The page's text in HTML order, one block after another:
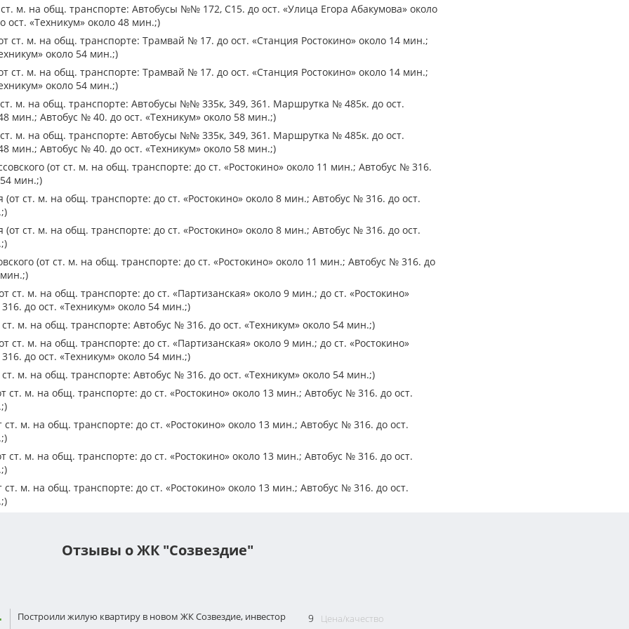
м. на общ. транспорте: Автобусы №№ 172, С15. до ост. «Улица Егора Абакумова» около
«Техникум» около 48 мин.;)
ст. м. на общ. транспорте: Трамвай № 17. до ост. «Станция Ростокино» около 14 мин.;
около 54 мин.;)
ст. м. на общ. транспорте: Трамвай № 17. до ост. «Станция Ростокино» около 14 мин.;
около 54 мин.;)
м. на общ. транспорте: Автобусы №№ 335к, 349, 361. Маршрутка № 485к. до ост.
мин.; Автобус № 40. до ост. «Техникум» около 58 мин.;)
м. на общ. транспорте: Автобусы №№ 335к, 349, 361. Маршрутка № 485к. до ост.
мин.; Автобус № 40. до ост. «Техникум» около 58 мин.;)
(от ст. м. на общ. транспорте: до ст. «Ростокино» около 11 мин.; Автобус № 316.
мин.;)
ст. м. на общ. транспорте: до ст. «Ростокино» около 8 мин.; Автобус № 316. до ост.
ст. м. на общ. транспорте: до ст. «Ростокино» около 8 мин.; Автобус № 316. до ост.
(от ст. м. на общ. транспорте: до ст. «Ростокино» около 11 мин.; Автобус № 316. до
ст. м. на общ. транспорте: до ст. «Партизанская» около 9 мин.; до ст. «Ростокино»
до ост. «Техникум» около 54 мин.;)
м. на общ. транспорте: Автобус № 316. до ост. «Техникум» около 54 мин.;)
ст. м. на общ. транспорте: до ст. «Партизанская» около 9 мин.; до ст. «Ростокино»
до ост. «Техникум» около 54 мин.;)
м. на общ. транспорте: Автобус № 316. до ост. «Техникум» около 54 мин.;)
ст. м. на общ. транспорте: до ст. «Ростокино» около 13 мин.; Автобус № 316. до ост.
м. на общ. транспорте: до ст. «Ростокино» около 13 мин.; Автобус № 316. до ост.
ст. м. на общ. транспорте: до ст. «Ростокино» около 13 мин.; Автобус № 316. до ост.
м. на общ. транспорте: до ст. «Ростокино» около 13 мин.; Автобус № 316. до ост.
Отзывы о ЖК "Созвездие"
Построили жилую квартиру в новом ЖК Созвездие, инвестор
9 Цена/качество